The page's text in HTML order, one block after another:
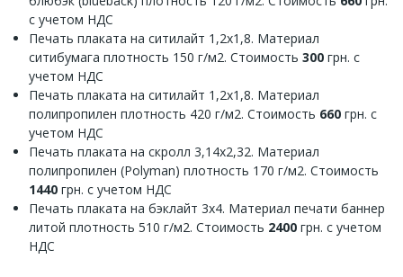
с учетом НДС
Печать плаката на ситилайт 1,2х1,8. Материал
ситибумага плотность 150 г/м2. Стоимость 300 грн. с
учетом НДС
Печать плаката на ситилайт 1,2х1,8. Материал
полипропилен плотность 420 г/м2. Стоимость 660 грн. с
учетом НДС
Печать плаката на скролл 3,14х2,32. Материал
полипропилен (Polyman) плотность 170 г/м2. Стоимость
1440 грн. с учетом НДС
Печать плаката на бэклайт 3х4. Материал печати баннер
литой плотность 510 г/м2. Стоимость 2400 грн. с учетом
НДС